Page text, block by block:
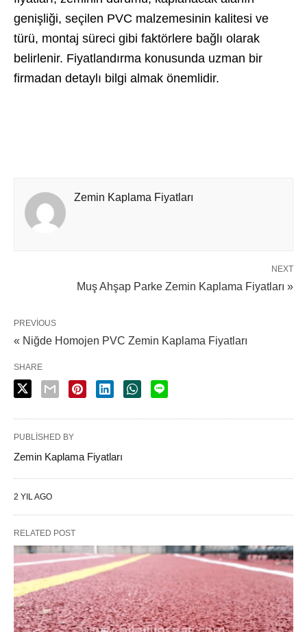
genişliği, seçilen PVC malzemesinin kalitesi ve
türü, montaj süreci gibi faktörlere bağlı olarak
belirlenir. Fiyatlandırma konusunda uzman bir
firmadan detaylı bilgi almak önemlidir.
Zemin Kaplama Fiyatları
NEXT
Muş Ahşap Parke Zemin Kaplama Fiyatları »
PREVIOUS
« Niğde Homojen PVC Zemin Kaplama Fiyatları
SHARE
PUBLISHED BY
Zemin Kaplama Fiyatları
2 YIL AGO
RELATED POST